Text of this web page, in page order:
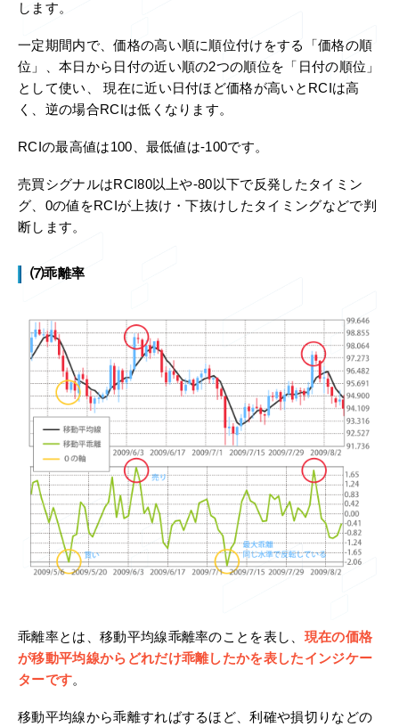
します。
一定期間内で、価格の高い順に順位付けをする「価格の順
位」、本日から日付の近い順の2つの順位を「日付の順位」
として使い、 現在に近い日付ほど価格が高いとRCIは高
く、逆の場合RCIは低くなります。
RCIの最高値は100、最低値は-100です。
売買シグナルはRCI80以上や-80以下で反発したタイミン
グ、0の値をRCIが上抜け・下抜けしたタイミングなどで判
断します。
⑺乖離率
乖離率とは、移動平均線乖離率のことを表し、 現在の価格
が移動平均線からどれだけ乖離したかを表したインジケー
ターです。
移動平均線から乖離すればするほど、利確や損切りなどの